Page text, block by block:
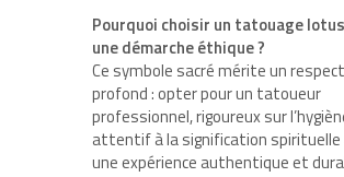
Pourquoi choisir un tatouage
une démarche éthique ?
Ce symbole sacré mérite un respect
profond : opter pour un tatoueur
professionnel, rigoureux sur
attentif à la signification spirituelle
une expérience authentique et